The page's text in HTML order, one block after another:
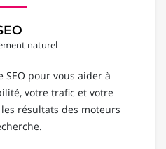
naturel
SEO pour vous aider à
votre trafic et votre
résultats des moteurs